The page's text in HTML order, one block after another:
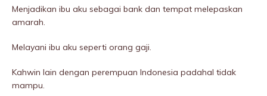
Menjadikan ibu aku sebagai bank dan tempat melepaskan
amarah.
Melayani ibu aku seperti orang gaji.
Kahwin lain dengan perempuan Indonesia padahal tidak
mampu.